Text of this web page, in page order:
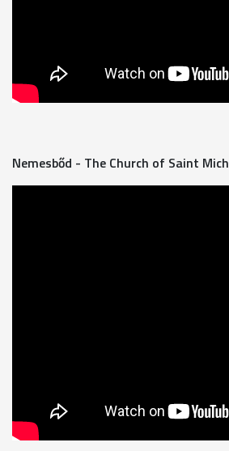
Nemesbőd - The Church of Saint